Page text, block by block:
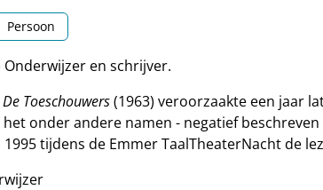
Persoon
en schrijver.
De Toeschouwers(1963) veroorzaakte een jaar
onder andere namen - negatief
tijdens de Emmer TaalTheaterNacht de